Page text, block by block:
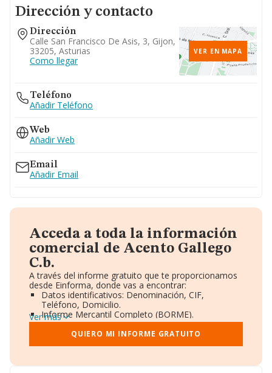
Dirección y contacto
Dirección
Calle San Francisco De Asis, 3, Gijon,
33205, Asturias
Como llegar
VER EN MAPA
Teléfono
Añadir Teléfono
Web
Añadir Web
Email
Añadir Email
Acceda a toda la información
comercial de Acento Gallego
C.b.
A través del informe gratuito que te proporcionamos
desde Einforma, donde vas a encontrar:
Datos identificativos: Denominación, CIF,
Teléfono, Domicilio.
Informe Mercantil Completo (BORME).
Gráficos de Evolución Ventas y Empleados.
Consejo de Administración y Administradores.
Directivos y Ejecutivos.
Ver más
QUIERO MI INFORME GRATUITO